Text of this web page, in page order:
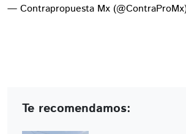
— Contrapropuesta Mx
Te recomendamos: